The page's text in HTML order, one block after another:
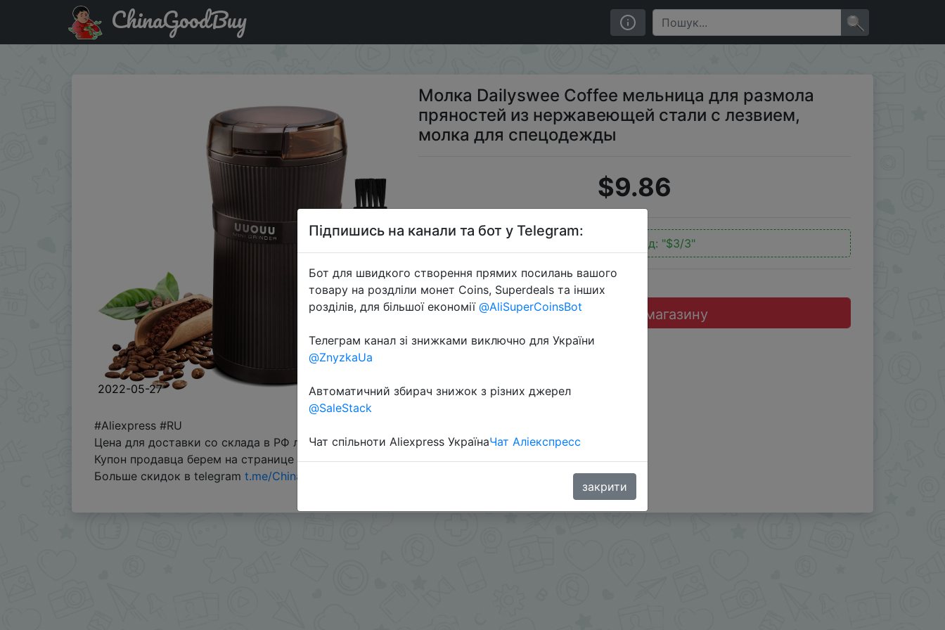
Купити по знижці $3/3 Молка Dailyswee Coffee мельница для размола пряностей из нержавеющей стали с лезвием, молка для спецодежды
ChinaGoodBuy
2022-05-27
Молка Dailyswee Coffee мельница для размола
пряностей из нержавеющей стали с лезвием,
молка для спецодежды
$9.86
Промокод: "$3/3"
Перейти до магазину
#Aliexpress #RU
Цена для доставки со склада в РФ лот Coffee
Купон продавца берем на странице товара под ценой.
Больше скидок в telegram t.me/ChinaGoodBuy
Підпишись на канали та бот у Telegram:
Бот для швидкого створення прямих посилань вашого
товару на роздліли монет Coins, Superdeals та інших
розділів, для більшої економії @AliSuperCoinsBot
Телеграм канал зі знижками виключно для України
@ZnyzkaUa
Автоматичний збирач знижок з різних джерел
@SaleStack
Чат спільноти Aliexpress УкраїнаЧат Аліекспресс
закрити